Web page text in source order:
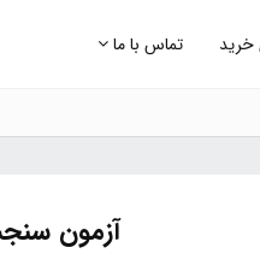
خرید تماس با ما
آزمون